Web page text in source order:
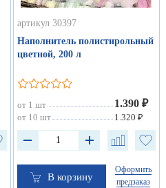
артикул 30397
Наполнитель полистирольный
цветной, 200 л
от 1 шт 1.390 ₽
от 10 шт 1.320 ₽
В корзину
Оформить
предзаказ